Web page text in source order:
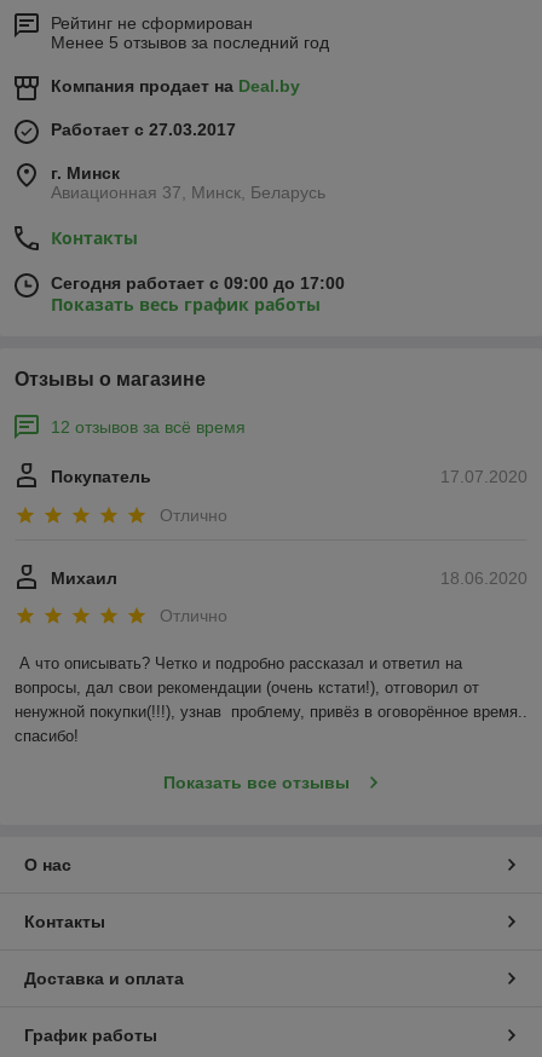
Рейтинг не сформирован
Менее 5 отзывов за последний год
Компания продает на Deal.by
Работает с 27.03.2017
г. Минск
Авиационная 37, Минск, Беларусь
Контакты
Сегодня работает с 09:00 до 17:00
Показать весь график работы
Отзывы о магазине
12 отзывов за всё время
17.07.2020
Покупатель
Отлично
18.06.2020
Михаил
Отлично
А что описывать? Четко и подробно рассказал и ответил на
вопросы, дал свои рекомендации (очень кстати!), отговорил от
ненужной покупки(!!!), узнав  проблему, привёз в оговорённое время..
спасибо!
Показать все отзывы
О нас
Контакты
Доставка и оплата
График работы